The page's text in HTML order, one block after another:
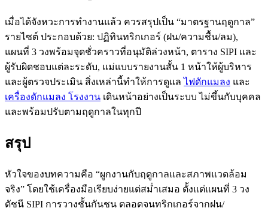
เมื่อได้จังหวะการทำงานแล้ว ควรสรุปเป็น “มาตรฐานฤดูกาล”
รายไซต์ ประกอบด้วย: ปฏิทินทริกเกอร์ (ฝน/ความชื้น/ลม),
แผนที่ 3 วงพร้อมจุดชั่วคราวที่อนุมัติล่วงหน้า, ตาราง SIPI และ
ผู้รับผิดชอบแต่ละระดับ, แม่แบบรายงานสั้น 1 หน้าให้ผู้บริหาร
และผู้ตรวจประเมิน สิ่งเหล่านี้ทำให้การดูแลไฟดักแมลง และ
เครื่องดักแมลง โรงงาน เดินหน้าอย่างเป็นระบบ ไม่ขึ้นกับบุคคล
และพร้อมปรับตามฤดูกาลในทุกปี
สรุป
หัวใจของบทความคือ “ผูกงานกับฤดูกาลและสภาพแวดล้อม
จริง” โดยใช้เครื่องมือเรียบง่ายแต่สม่ำเสมอ ตั้งแต่แผนที่ 3 วง
ดัชนี SIPI การวางชั้นกันชน ตลอดจนทริกเกอร์จากฝน/